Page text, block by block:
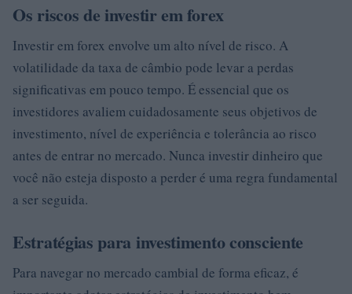
Os riscos de investir em forex
Investir em forex envolve um alto nível de risco. A
volatilidade da taxa de câmbio pode levar a perdas
significativas em pouco tempo. É essencial que os
investidores avaliem cuidadosamente seus objetivos de
investimento, nível de experiência e tolerância ao risco
antes de entrar no mercado. Nunca investir dinheiro que
você não esteja disposto a perder é uma regra fundamental
a ser seguida.
Estratégias para investimento consciente
Para navegar no mercado cambial de forma eficaz, é